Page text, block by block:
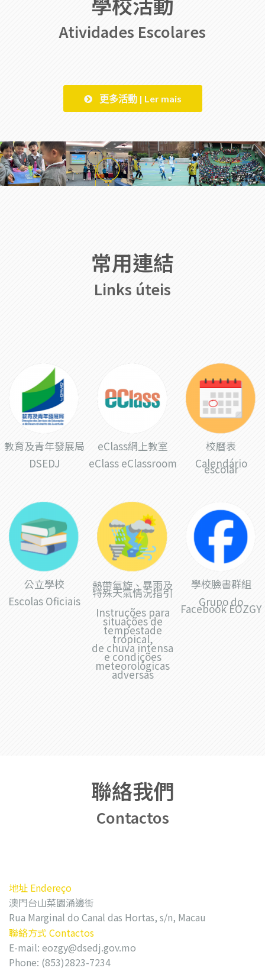
Atividades Escolares
更多活動 | Ler mais
常用連結
Links úteis
教育及青年發展局
DSEDJ
eClass網上教室
eClass eClassroom
校曆表
Calendário
escolar
公立學校
Escolas Oficiais
熱帶氣旋、暴雨及
特殊天氣情況指引
Instruções para
situações de
tempestade
tropical,
de chuva intensa
e condições
meteorológicas
adversas
學校臉書群組
Grupo do
Facebook EOZGY
聯絡我們
Contactos
地址 Endereço
澳門台山菜園涌邊街
Rua Marginal do Canal das Hortas, s/n, Macau
聯絡方式 Contactos
E-mail: eozgy@dsedj.gov.mo
Phone: (853)2823-7234